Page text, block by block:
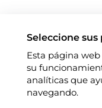
Seleccione
Esta página
su
analíticas que
navegando.